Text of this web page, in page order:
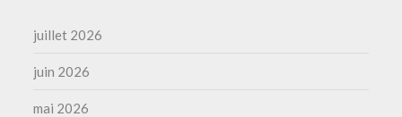
juillet 2026
juin 2026
mai 2026